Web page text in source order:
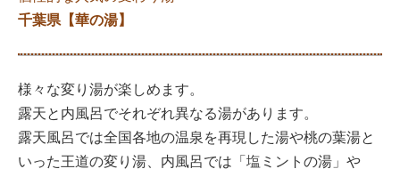
千葉県【華の湯】
様々な変り湯が楽しめます。
露天と内風呂でそれぞれ異なる湯があります。
露天風呂では全国各地の温泉を再現した湯や桃の葉湯と
いった王道の変り湯、内風呂では「塩ミントの湯」や